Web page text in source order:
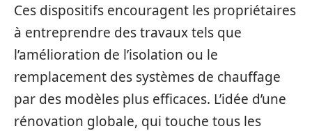
Ces dispositifs encouragent les propriétaires
à entreprendre des travaux tels que
l’amélioration de l’isolation ou le
remplacement des systèmes de chauffage
par des modèles plus efficaces. L’idée d’une
rénovation globale, qui touche tous les